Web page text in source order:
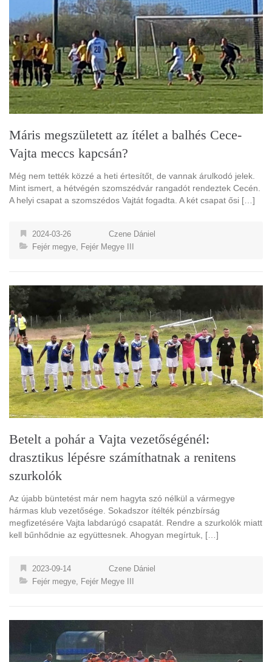
Máris megszületett az ítélet a balhés Cece-
Vajta meccs kapcsán?
Még nem tették közzé a heti értesítőt, de vannak árulkodó jelek.
Mint ismert, a hétvégén szomszédvár rangadót rendeztek Cecén.
A helyi csapat a szomszédos Vajtát fogadta. A két csapat ősi […]
2024-03-26
Czene Dániel
Fejér megye
Fejér Megye III
Betelt a pohár a Vajta vezetőségénél:
drasztikus lépésre számíthatnak a renitens
szurkolók
Az újabb büntetést már nem hagyta szó nélkül a vármegye
hármas klub vezetősége. Sokadszor ítélték pénzbírság
megfizetésére Vajta labdarúgó csapatát. Rendre a szurkolók miatt
kell bűnhődnie az együttesnek. Ahogyan megírtuk, […]
2023-09-14
Czene Dániel
Fejér megye, Fejér Megye III